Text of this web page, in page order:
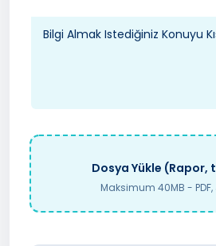
Dosya Yükle (Rapor,
Maksimum 40MB - PDF,